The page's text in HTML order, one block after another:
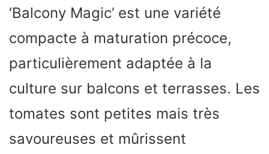
‘Balcony Magic’ est une variété
compacte à maturation précoce,
particulièrement adaptée à la
culture sur balcons et terrasses. Les
tomates sont petites mais très
savoureuses et mûrissent